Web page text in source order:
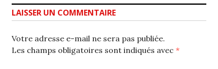
LAISSER UN COMMENTAIRE
Votre adresse e-mail ne sera pas publiée.
Les champs obligatoires sont indiqués avec *